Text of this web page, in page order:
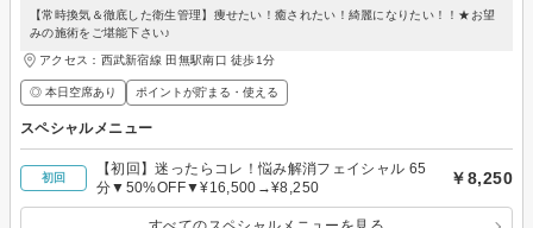
【常時換気＆徹底した衛生管理】痩せたい！癒されたい！綺麗になりたい！！★お望
みの施術をご堪能下さい♪
アクセス：西武新宿線 田無駅南口 徒歩1分
◎ 本日空席あり ポイントが貯まる・使える
スペシャルメニュー
初回
【初回】迷ったらコレ！悩み解消フェイシャル 65
分▼50%OFF▼¥16,500→¥8,250
￥8,250